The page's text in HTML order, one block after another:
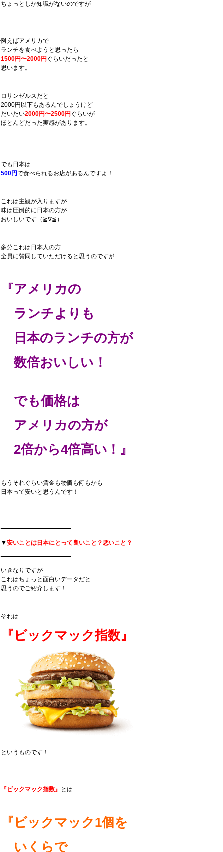
ちょっとしか知識がないのですが
例えばアメリカで
ランチを食べようと思ったら
1500円〜2000円 ぐらいだったと
思います。
ロサンゼルスだと
2000円以下もあるんでしょうけど
だいたい2000円〜2500円 ぐらいが
ほとんどだった実感があります。
でも日本は…
500円で食べられるお店があるんですよ！
これは主観が入りますが
味は圧倒的に日本の方が
おいしいです（≧∇≦）
多分これは日本人の方
全員に賛同していただけると思うのですが
『アメリカの
ランチよりも
日本のランチの方が
数倍おいしい！
でも価格は
アメリカの方が
2倍から4倍高い！』
もうそれぐらい賃金も物価も何もかも
日本って安いと思うんです！
━━━━━━━━━━━━━━━━━━━━
▼安いことは日本にとって良いこと？悪いこと？
━━━━━━━━━━━━━━━━━━━━
いきなりですが
これはちょっと面白いデータだと
思うのでご紹介します！
それは
『ビックマック指数』
というものです！
『ビックマック指数』 とは……
『ビックマック1個を
いくらで